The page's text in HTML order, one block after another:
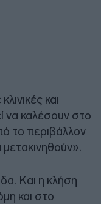
και
να καλέσουν στο
το περιβάλλον
Και η κλήση
και στο